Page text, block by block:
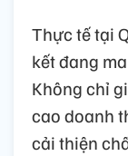
Thực tế tại
kết đang
Không chỉ
cao doanh
cải thiện